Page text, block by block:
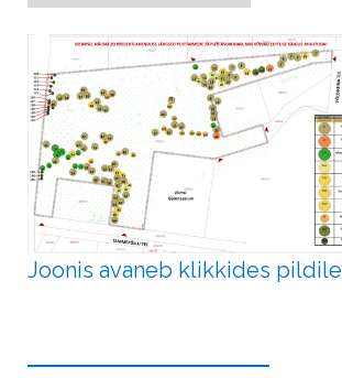
Joonis avaneb klikkides pildile